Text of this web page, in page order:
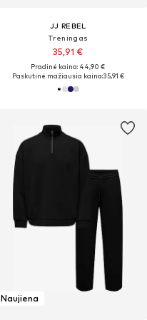
JJ REBEL
Treningas
35,91 €
Pradinė kaina: 44,90 €
Paskutinė mažiausia kaina:35,91 €
Naujiena